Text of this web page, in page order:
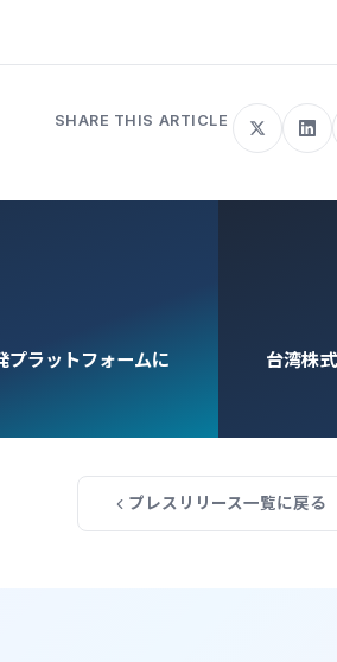
SHARE THIS ARTICLE
ラットフォームに
台湾株
プレスリリース一覧に戻る